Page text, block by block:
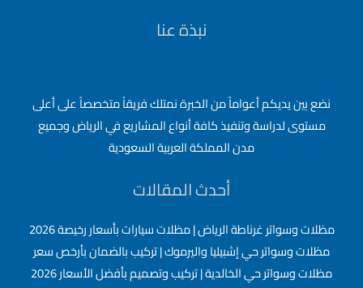
نبذة عنا
نضع بين يديكم أعواماً من الخبرة نمتلك فريقاً متخصصاً على أعلى
مستوى لدراسة وتنفيذ كافة أنواع المشاريع في الرياض وجميع
مدن المملكة العربية السعودية
أحدث المقالات
مظلات وسواتر غرناطة الرياض | مظلات سيارات بأسعار رخيصة 2026
مظلات وسواتر حي إشبيليا واليرموك | تركيب بالضمان بأرخص سعر
مظلات وسواتر حي الخالدية | تركيب وتصميم بأفضل الأسعار 2026